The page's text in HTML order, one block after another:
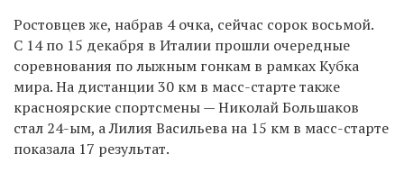
Ростовцев же, набрав 4 очка, сейчас сорок восьмой.
С 14 по 15 декабря в Италии прошли очередные
соревнования по лыжным гонкам в рамках Кубка
мира. На дистанции 30 км в масс-старте также
красноярские спортсмены — Николай Большаков
стал 24-ым, а Лилия Васильева на 15 км в масс-старте
показала 17 результат.